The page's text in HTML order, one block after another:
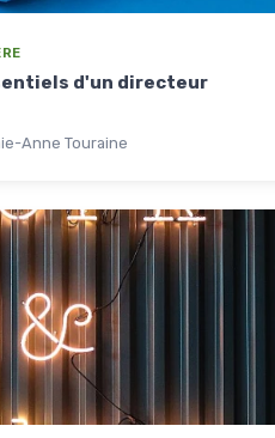
d'un directeur
Anne Touraine